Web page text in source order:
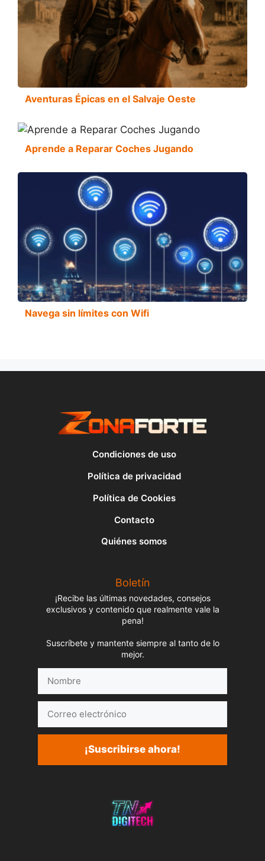
Aventuras Épicas en el Salvaje Oeste
Aprende a Reparar Coches Jugando
Navega sin límites con Wifi
Condiciones de uso
Política de privacidad
Política de Cookies
Contacto
Quiénes somos
Boletín
¡Recibe las últimas novedades, consejos
exclusivos y contenido que realmente vale la
pena!
Suscríbete y mantente siempre al tanto de lo
mejor.
electrónico
¡Suscribirse ahora!